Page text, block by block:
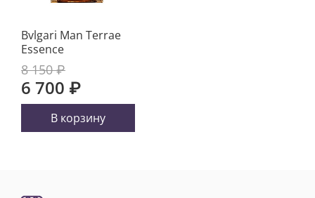
Bvlgari Man Terrae
Essence
8 150 ₽
6 700 ₽
В корзину